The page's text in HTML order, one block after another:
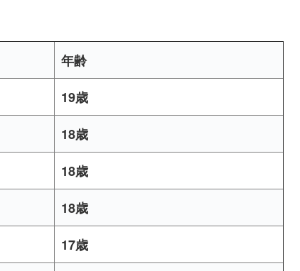
年齢
19歳
18歳
18歳
18歳
17歳